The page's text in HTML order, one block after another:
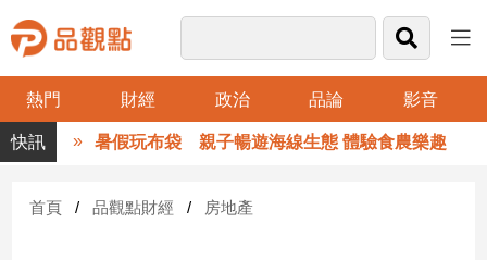
熱門 財經 政治 品論 影音
品
觀
財
暑假玩布袋 親子暢遊海線生態 體驗食農樂趣
首頁 品觀點財經 房地產